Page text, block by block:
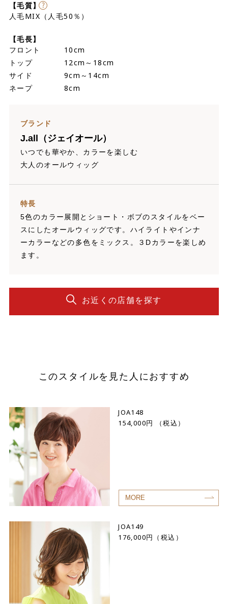
【毛質】
人毛MIX（人毛50％）
【毛長】
フロント 10cm
トップ 12cm～18cm
サイド 9cm～14cm
ネープ 8cm
ブランド
J.all（ジェイオール）
いつでも華やか、カラーを楽しむ
大人のオールウィッグ
特長
5色のカラー展開とショート・ボブのスタイルをベー
スにしたオールウィッグです。ハイライトやインナ
ーカラーなどの多色をミックス。３Dカラーを楽しめ
ます。
お近くの店舗を探す
このスタイルを見た人におすすめ
JOA148
154,000円 （税込）
MORE
JOA149
176,000円（税込）